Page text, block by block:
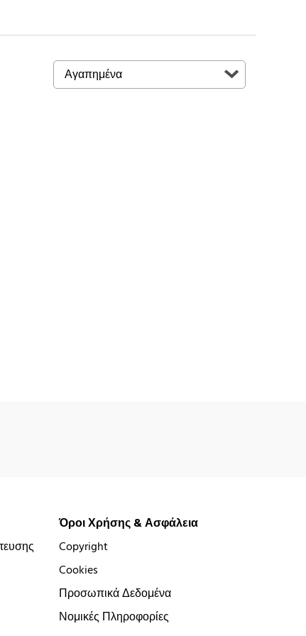
Όροι Χρήσης & Ασφάλεια
Copyright
Cookies
Προσωπικά Δεδομένα
Νομικές Πληροφορίες